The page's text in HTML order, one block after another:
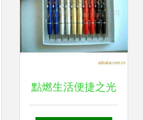
點燃生活便捷之光